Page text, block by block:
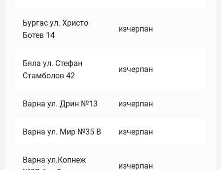
Бургас ул. Христо
Ботев 14
изчерпан
Бяла ул. Стефан
Стамболов 42
изчерпан
Варна ул. Дрин №13 изчерпан
Варна ул. Мир №35 В изчерпан
Варна ул.Копнеж
изчерпан